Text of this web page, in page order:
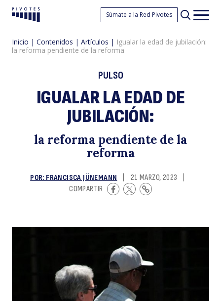
la
Pivotes Súmate a la Red Pivotes
Inicio | Contenidos | Artículos | Igualar la edad de jubilación:
la reforma pendiente de la reforma
PULSO
IGUALAR LA EDAD DE
JUBILACIÓN:
la reforma pendiente de la
reforma
POR: FRANCISCA JÜNEMANN 21 MARZO, 2023
COMPARTIR